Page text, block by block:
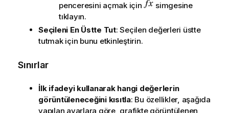
penceresini açmak için
simgesine
tıklayın.
Seçileni En Üstte Tut: Seçilen değerleri üstte
tutmak için bunu etkinleştirin.
Sınırlar
İlk ifadeyi kullanarak hangi değerlerin
görüntüleneceğini kısıtla: Bu özellikler, aşağıda
yapılan ayarlara göre, grafikte görüntülenen